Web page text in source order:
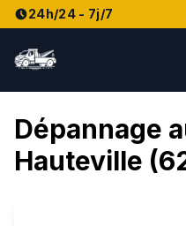
24h/24 - 7j/7
Dépannage
Hauteville (